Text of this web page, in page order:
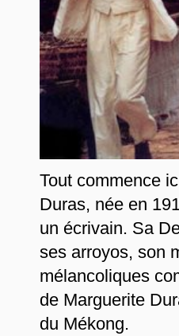
Tout commence
Duras, née en
un écrivain. Sa
ses arroyos, son
mélancoliques
de Marguerite
du Mékong.